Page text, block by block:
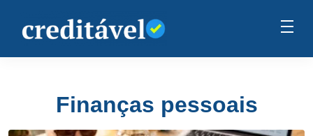
Finanças pessoais